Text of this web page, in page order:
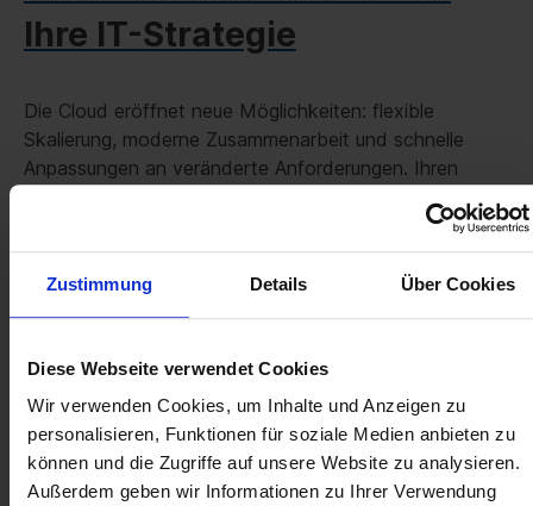
Zustimmung Details Über Cookies
Diese Webseite verwendet Cookies
Wir verwenden Cookies, um Inhalte und Anzeigen zu
personalisieren, Funktionen für soziale Medien anbieten zu
können und die Zugriffe auf unsere Website zu analysieren.
Außerdem geben wir Informationen zu Ihrer Verwendung
Ihre IT-Strategie
Die Cloud eröffnet neue Möglichkeiten: flexible
Skalierung, moderne Zusammenarbeit und schnelle
Anpassungen an veränderte Anforderungen. Ihren
einer klaren Gesamtstrategie ist. Wir kombinieren
Cloud- und On-Premise-Modelle so, dass Ihre IT
zukunftssicher bleibt und Sie die Vorteile jeder Welt
MEHR ERFAHREN